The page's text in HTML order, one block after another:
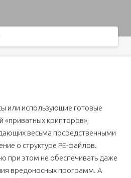
1)
или использующие готовые
крипторов»,
весьма посредственными
о структуре PE-файлов.
при этом не обеспечивать даже
вредоносных программ. А